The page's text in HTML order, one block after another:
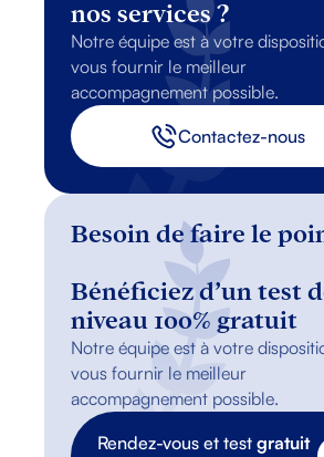
nos services ?
Notre équipe est à votre
vous fournir le meilleur
accompagnement possible.
Contactez-nous
Besoin de faire le
Bénéficiez d’un test
niveau 100% gratuit
Notre équipe est à votre
vous fournir le meilleur
accompagnement possible.
Rendez-vous et test gratuit